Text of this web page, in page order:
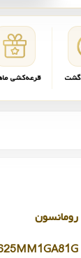
قرعه‌کشی
رومانسون